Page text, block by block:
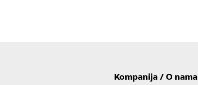
Kompanija / O nama